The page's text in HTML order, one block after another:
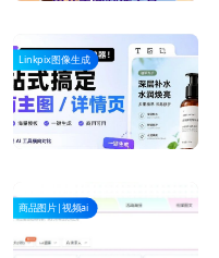
Linkpix图像生成
商品图片|视频ai